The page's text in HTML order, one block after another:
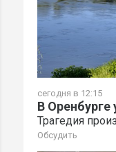
сегодня в 12:15
В
Трагедия
Обсудить